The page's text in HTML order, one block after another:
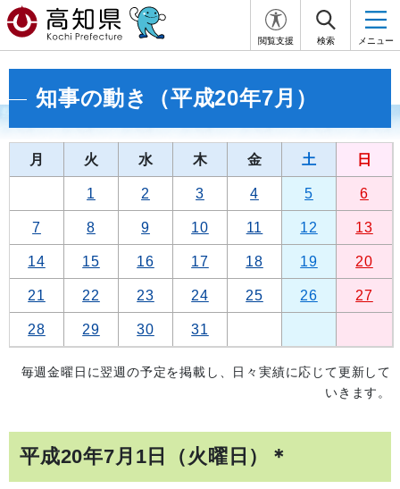
閲覧支援 検索 メニュー
知事の動き（平成20年7月）
月 火 水 木 金 土 日
1 2 3 4 5 6
7 8 9 10 11 12 13
14 15 16 17 18 19 20
21 22 23 24 25 26 27
28 29 30 31
毎週金曜日に翌週の予定を掲載し、日々実績に応じて更新して
いきます。
平成20年7月1日（火曜日）＊